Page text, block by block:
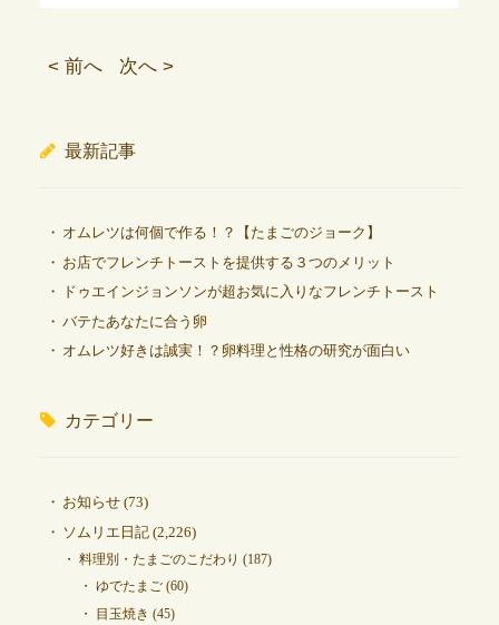
< 前へ 次へ >
最新記事
オムレツは何個で作る！？【たまごのジョーク】
お店でフレンチトーストを提供する３つのメリット
ドゥエインジョンソンが超お気に入りなフレンチトースト
バテたあなたに合う卵
オムレツ好きは誠実！？卵料理と性格の研究が面白い
カテゴリー
お知らせ(73)
ソムリエ日記(2,226)
料理別・たまごのこだわり (187)
ゆでたまご(60)
目玉焼き (45)